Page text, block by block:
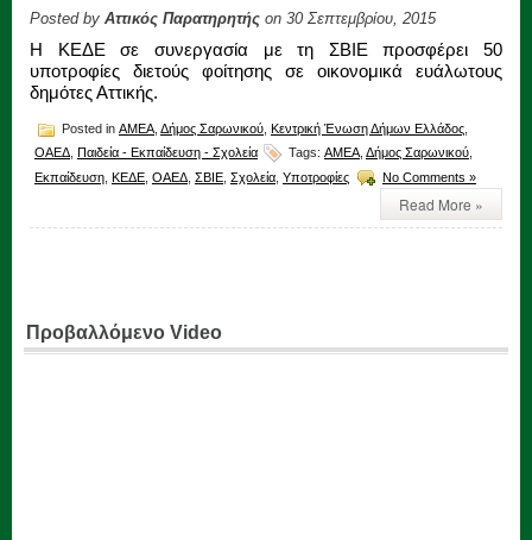
Posted by Αττικός Παρατηρητής on 30 Σεπτεμβρίου, 2015
Η ΚΕΔΕ σε συνεργασία με τη ΣΒΙΕ προσφέρει 50
υποτροφίες διετούς φοίτησης σε οικονομικά ευάλωτους
δημότες Αττικής.
Posted in ΑΜΕΑ Δήμος Σαρωνικού Κεντρική Ένωση Δήμων Ελλάδος
ΟΑΕΔ Παιδεία - Εκπαίδευση - Σχολεία Tags: ΑΜΕΑ Δήμος Σαρωνικού
Εκπαίδευση ΚΕΔΕ ΟΑΕΔ ΣΒΙΕ Σχολεία Υποτροφίες No Comments »
Read More »
Προβαλλόμενο Video